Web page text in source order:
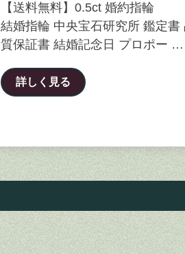
【送料無料】0.5ct 婚約指輪
結婚指輪 中央宝石研究所 鑑定書
質保証書 結婚記念日 プロポー …
詳しく見る